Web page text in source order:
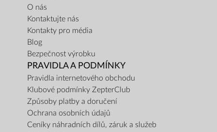
O nás
Kontaktujte nás
Kontakty pro média
Blog
Bezpečnost výrobku
PRAVIDLA A PODMÍNKY
Pravidla internetového obchodu
Klubové podmínky ZepterClub
Způsoby platby a doručení
Ochrana osobních údajů
Ceníky náhradních dílů, záruk a služeb